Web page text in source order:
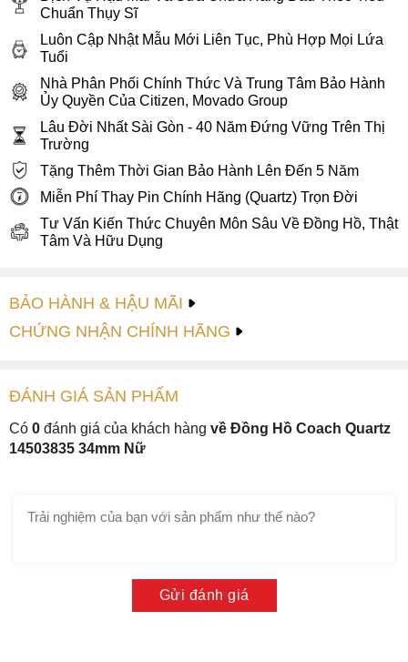
giờ là vị trí của logo Coach New York khẳng định chất lượng
thương hiệu đồng hồ thời trang này.
Bộ vỏ và dây đeo đều được trang bị chất liệu thép không gỉ
Chuẩn Thụy Sĩ
Luôn Cập Nhật Mẫu Mới Liên Tục, Phù Hợp Mọi Lứa
Tuổi
Nhà Phân Phối Chính Thức Và Trung Tâm Bảo Hành
Ủy Quyền Của Citizen, Movado Group
Lâu Đời Nhất Sài Gòn - 40 Năm Đứng Vững Trên Thị
Trường
Tặng Thêm Thời Gian Bảo Hành Lên Đến 5 Năm
Miễn Phí Thay Pin Chính Hãng (Quartz) Trọn Đời
Tư Vấn Kiến Thức Chuyên Môn Sâu Về Đồng Hồ, Thật
Tâm Và Hữu Dụng
BẢO HÀNH & HẬU MÃI
CHỨNG NHẬN CHÍNH HÃNG
ĐÁNH GIÁ SẢN PHẤM
Có 0 đánh giá của khách hàng về Đồng Hồ Coach Quartz
14503835 34mm Nữ
Gửi đánh giá